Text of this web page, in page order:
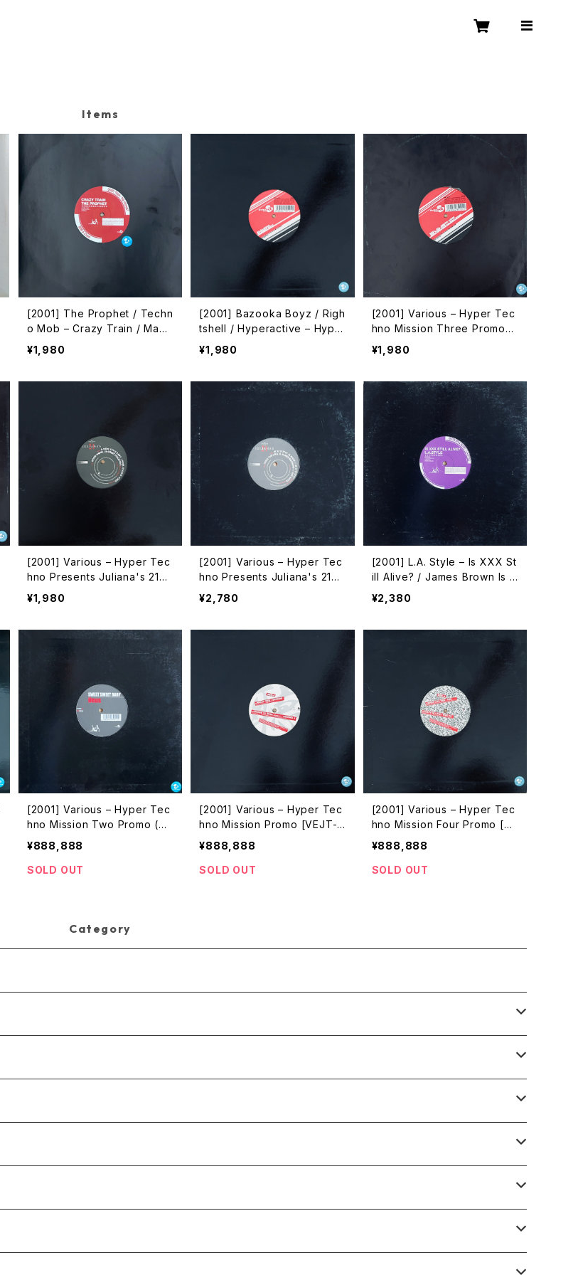
Items
[2001] The Prophet / Techn
o Mob – Crazy Train / Made
In New York [Avex Trax]
¥1,980
[2001] Bazooka Boyz / Righ
tshell / Hyperactive – Hyper
Techno Mission Three Pro
mo (3) [Avex Trax]
¥1,980
[2001] Various – Hyper Tec
hno Mission Three Promo
(2) [VEJT-89121][Avex Tra
x]
¥1,980
[2001] Various – Hyper Tec
hno Presents Juliana's 21
[VEJT-89117][Avex Trax]
¥1,980
[2001] Various – Hyper Tec
hno Presents Juliana's 21
[VEJT-89115][Avex Trax]
¥2,780
[2001] L.A. Style – Is XXX St
ill Alive? / James Brown Is D
ead (Y & Co. Mission "B")
[Avex Trax]
¥2,380
[2001] Various – Hyper Tec
hno Mission Two Promo (0
1) [Avex Trax][PROMO]
¥888,888
SOLD OUT
[2001] Various – Hyper Tec
hno Mission Promo [VEJT-8
9127]
¥888,888
SOLD OUT
[2001] Various – Hyper Tec
hno Mission Four Promo [Av
ex Trax]
¥888,888
SOLD OUT
Category